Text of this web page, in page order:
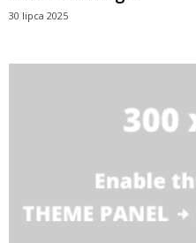
30 lipca 2025